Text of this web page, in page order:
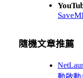
隨機文章推薦